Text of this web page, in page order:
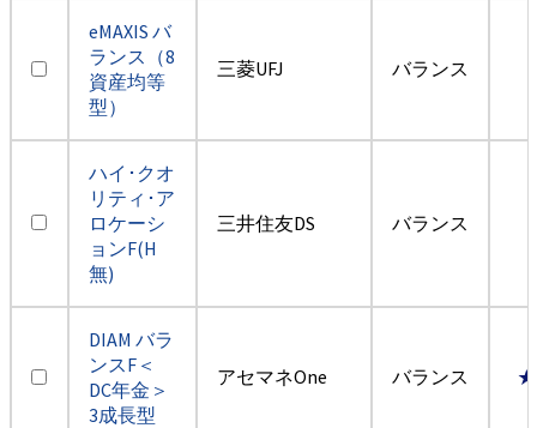
eMAXIS バ
ランス（8
資産均等
型）
三菱UFJ バランス
ハイ･クオ
リティ･ア
ロケーシ
ョンF(H
無)
三井住友DS バランス
DIAM バラ
ンスF＜
DC年金＞
3成長型
アセマネOne バランス